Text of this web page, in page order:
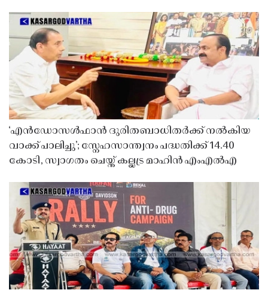
‘എൻഡോസൾഫാൻ ദുരിതബാധിതർക്ക് നൽകിയ
വാക്ക് പാലിച്ചു’; സ്നേഹസാന്ത്വനം പദ്ധതിക്ക് 14.40
കോടി, സ്വാഗതം ചെയ്ത് കല്ലട്ര മാഹിൻ എംഎൽഎ